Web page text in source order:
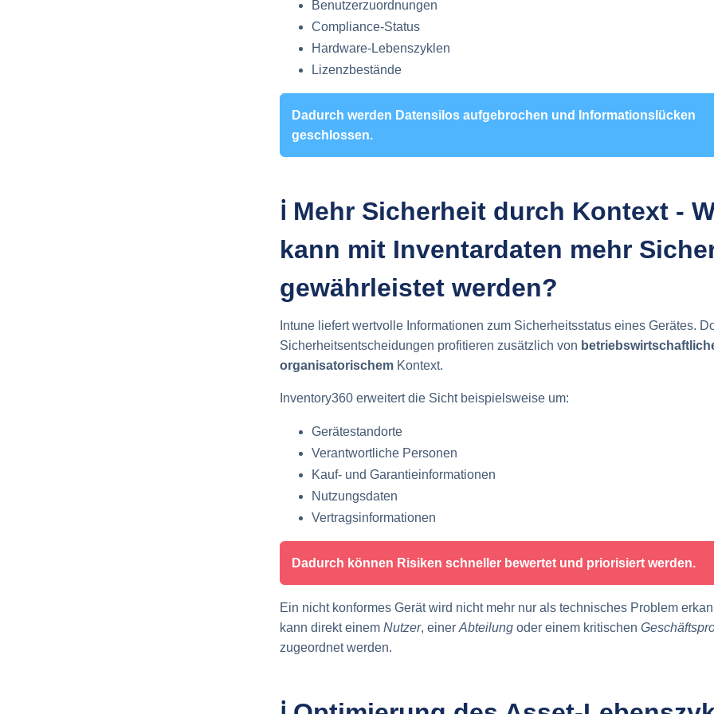
Benutzerzuordnungen
Compliance-Status
Hardware-Lebenszyklen
Lizenzbestände
Dadurch werden Datensilos aufgebrochen und Informationslücken
geschlossen.
ℹ️ Mehr Sicherheit durch Kontext -
kann mit Inventardaten mehr
gewährleistet werden?
Intune liefert wertvolle Informationen zum Sicherheitsstatus eines Gerätes.
Sicherheitsentscheidungen profitieren zusätzlich von
organisatorischem Kontext.
Inventory360 erweitert die Sicht beispielsweise um:
Gerätestandorte
Verantwortliche Personen
Kauf- und Garantieinformationen
Nutzungsdaten
Vertragsinformationen
Dadurch können Risiken schneller bewertet und priorisiert werden.
Ein nicht konformes Gerät wird nicht mehr nur als technisches Problem
kann direkt einem Nutzer, einer Abteilung oder einem kritischen
zugeordnet werden.